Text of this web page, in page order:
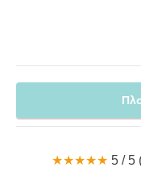
★★★★★ 5 / 5